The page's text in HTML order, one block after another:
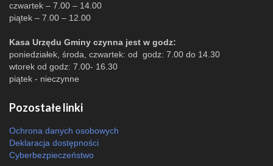
czwartek – 7.00 – 14.00
piątek – 7.00 – 12.00
Kasa Urzędu Gminy czynna jest w godz:
poniedziałek, środa, czwartek: od godz: 7.00 do 14.30
wtorek od godz: 7.00- 16.30
piątek - nieczynne
Pozostałe linki
Ochrona danych osobowych
Deklaracja dostępności
Cyberbezpieczeństwo